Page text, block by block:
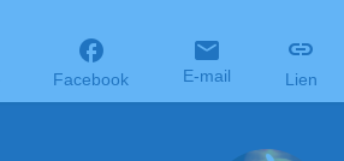
Facebook E-mail Lien